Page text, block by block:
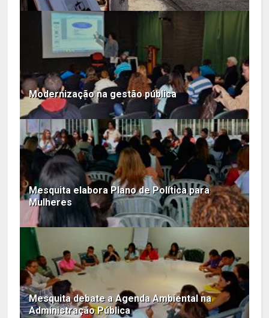
Modernização na gestão pública
Mesquita elabora Plano de Política para
Mulheres
Mesquita debate a Agenda Ambiental na
Administração Pública